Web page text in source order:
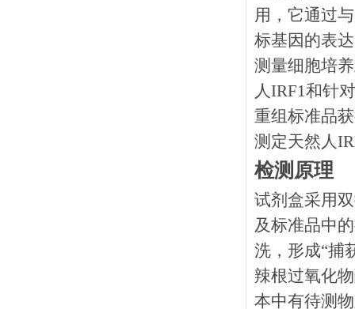
用，它通过
标基因的表
测量细胞培
人IRF1和针
重组标准品
测定天然人
检测原理
试剂盒采用
及标准品中
洗，形成“捕
辣根过氧化
本中有待测